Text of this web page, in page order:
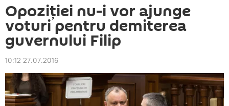
Opoziției nu-i vor ajunge
voturi pentru demiterea
guvernului Filip
10:12 27.07.2016